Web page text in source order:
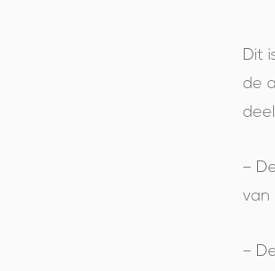
Dit
de
–
van
–